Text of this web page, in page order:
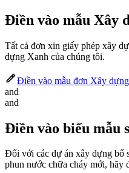
Điền vào mẫu Xây
Tất cả đơn xin giấy phép xây
dựng Xanh của chúng tôi.
Điền vào mẫu đơn Xây
and
and
Điền vào biểu mẫu
Đối với các dự án xây dựng bổ
phun nước chữa cháy mới, hãy